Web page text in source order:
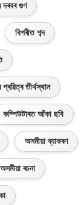
গুণ
বিপৰীত শব্দ
প্ৰৱিত্ৰ তীৰ্থস্থান
কম্পিউটাৰত আঁকা ছবি
অসমীয়া ব্যাকৰণ
অসমীয়া ৰচনা